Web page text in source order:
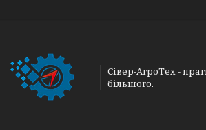
Сівер-АгроТех -
більшого.